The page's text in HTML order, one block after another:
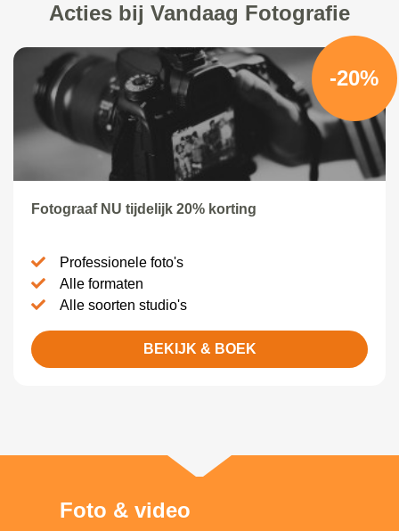
Acties bij Vandaag Fotografie
-20%
Fotograaf NU tijdelijk 20% korting
Professionele foto's
Alle formaten
Alle soorten studio's
BEKIJK & BOEK
Foto & video